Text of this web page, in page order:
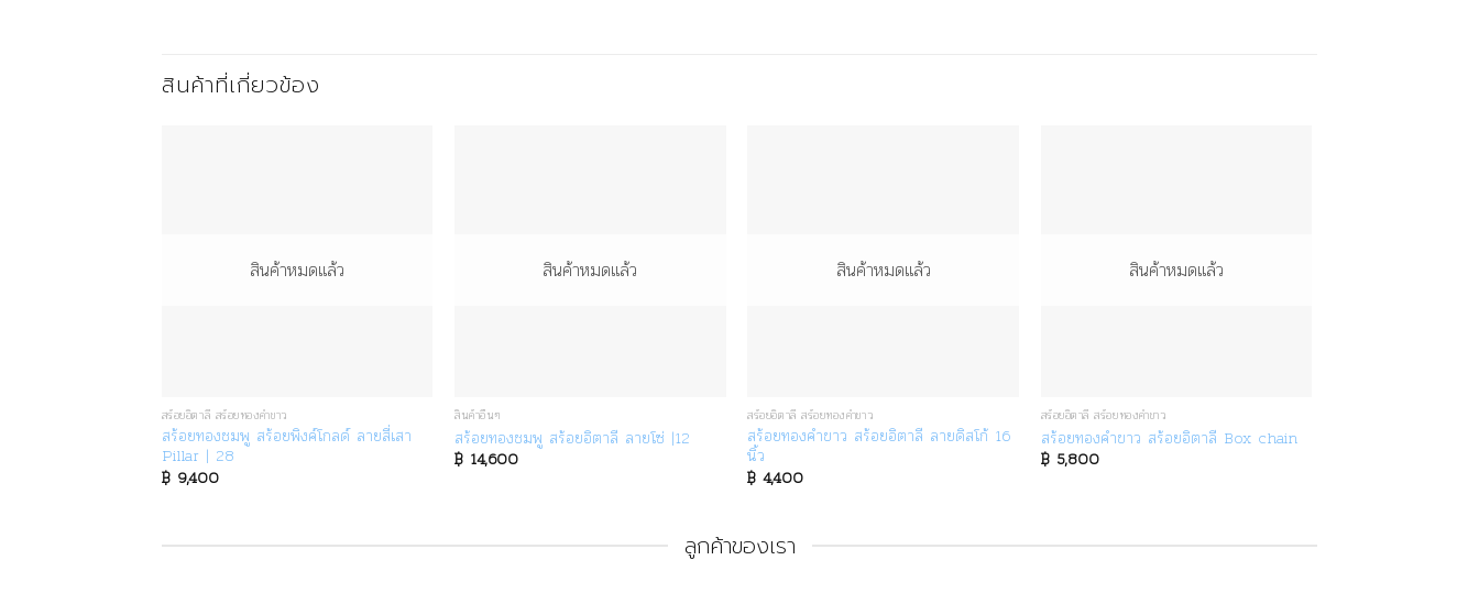
สินค้าที่เกี่ยวข้อง
สินค้าหมดแล้ว
สร้อยอิตาลี สร้อยทองคำขาว
สร้อยทองชมพู สร้อยพิงค์โกลด์ ลายสี่เสา
Pillar | 28
฿9,400
สินค้าหมดแล้ว
สินค้าอื่นๆ
สร้อยทองชมพู สร้อยอิตาลี ลายโซ่ |12
฿ 14,600
สินค้าหมดแล้ว
สร้อยอิตาลี สร้อยทองคำขาว
สร้อยทองคำขาว สร้อยอิตาลี ลายดิสโก้ 16
นิ้ว
฿ 4,400
สินค้าหมดแล้ว
สร้อยอิตาลี สร้อยทองคำขาว
สร้อยทองคำขาว สร้อยอิตาลี Box chain
฿5,800
ลูกค้าของเรา